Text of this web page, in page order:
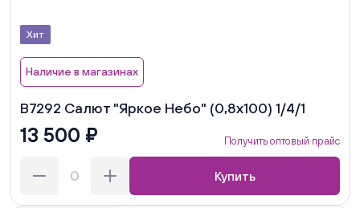
Хит
Наличие в магазинах
В7292 Салют "Яркое Небо" (0,8х100) 1/4/1
13 500 ₽ Получить оптовый прайс
Купить